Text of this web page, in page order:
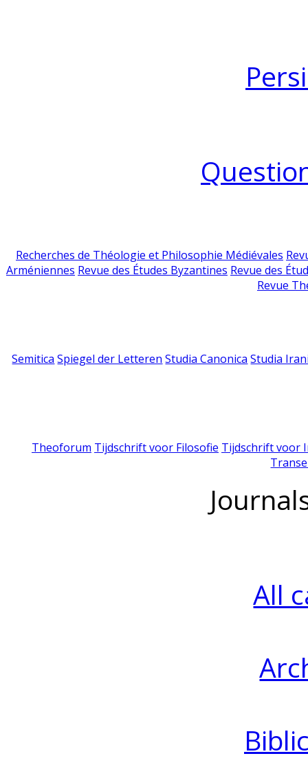
Recherches de Théologie et Philosophie Médiévales
Arméniennes Revue des Études Byzantines Revue des
Revue
Semitica Spiegel der Letteren Studia Canonica Studia
Theoforum Tijdschrift voor Filosofie Tijdschrift voor
All